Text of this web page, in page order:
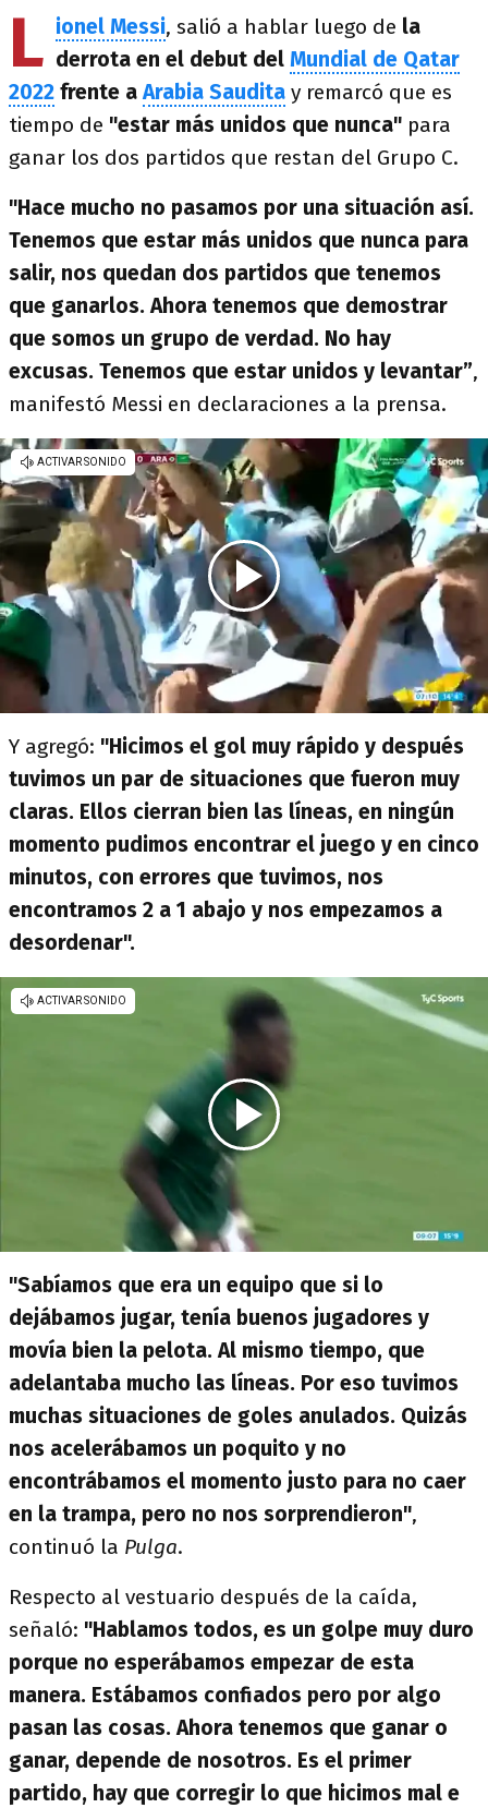
L ionel Messi, salió a hablar luego de la
derrota en el debut del Mundial de Qatar
2022 frente aArabia Saudita y remarcó que es
tiempo de "estar más unidos que nunca" para
ganar los dos partidos que restan del Grupo C.
"Hace mucho no pasamos por una situación así.
Tenemos que estar más unidos que nunca para
salir, nos quedan dos partidos que tenemos
que ganarlos. Ahora tenemos que demostrar
que somos un grupo de verdad. No hay
excusas. Tenemos que estar unidos y levantar”,
manifestó Messi en declaraciones a la prensa.
Y agregó: "Hicimos el gol muy rápido y después
tuvimos un par de situaciones que fueron muy
claras. Ellos cierran bien las líneas, en ningún
momento pudimos encontrar el juego y en cinco
minutos, con errores que tuvimos, nos
encontramos 2 a 1 abajo y nos empezamos a
desordenar".
"Sabíamos que era un equipo que si lo
dejábamos jugar, tenía buenos jugadores y
movía bien la pelota. Al mismo tiempo, que
adelantaba mucho las líneas. Por eso tuvimos
muchas situaciones de goles anulados. Quizás
nos acelerábamos un poquito y no
encontrábamos el momento justo para no caer
en la trampa, pero no nos sorprendieron",
continuó la Pulga.
Respecto al vestuario después de la caída,
señaló: "Hablamos todos, es un golpe muy duro
porque no esperábamos empezar de esta
manera. Estábamos confiados pero por algo
pasan las cosas. Ahora tenemos que ganar o
ganar, depende de nosotros. Es el primer
partido, hay que corregir lo que hicimos mal e